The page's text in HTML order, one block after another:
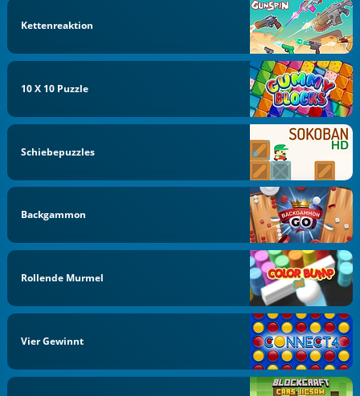
Kettenreaktion
10 X 10 Puzzle
Schiebepuzzles
Backgammon
Rollende Murmel
Vier Gewinnt